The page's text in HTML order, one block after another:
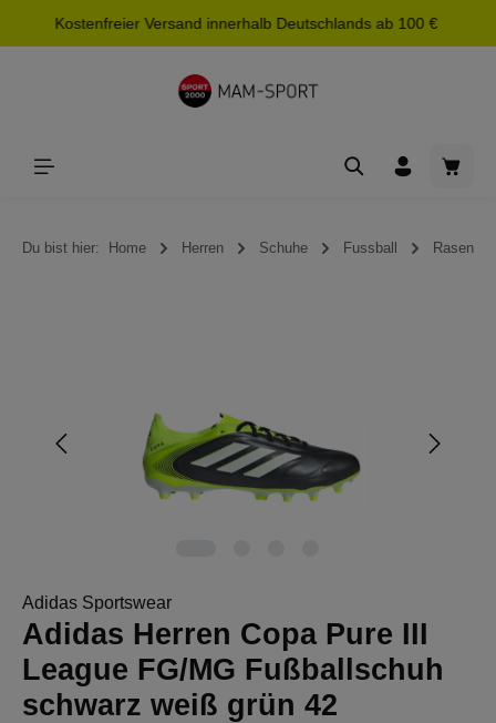
springen
Kostenfreier Versand innerhalb Deutschlands ab 100 €
Du bist hier: Home Herren Schuhe Fussball Rasen
Adidas Sportswear
Adidas Herren Copa Pure III
League FG/MG Fußballschuh
schwarz weiß grün 42